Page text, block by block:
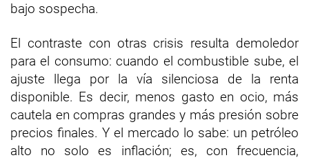
bajo sospecha.
El contraste con otras crisis resulta demoledor
para el consumo: cuando el combustible sube, el
ajuste llega por la vía silenciosa de la renta
disponible. Es decir, menos gasto en ocio, más
cautela en compras grandes y más presión sobre
precios finales. Y el mercado lo sabe: un petróleo
alto no solo es inflación; es, con frecuencia,